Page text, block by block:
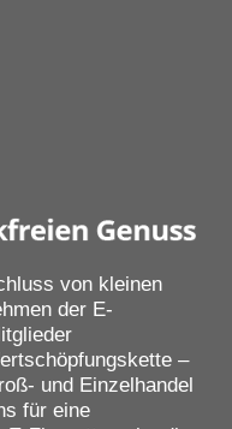
von kleinen
der E-
–
und Einzelhandel
für eine